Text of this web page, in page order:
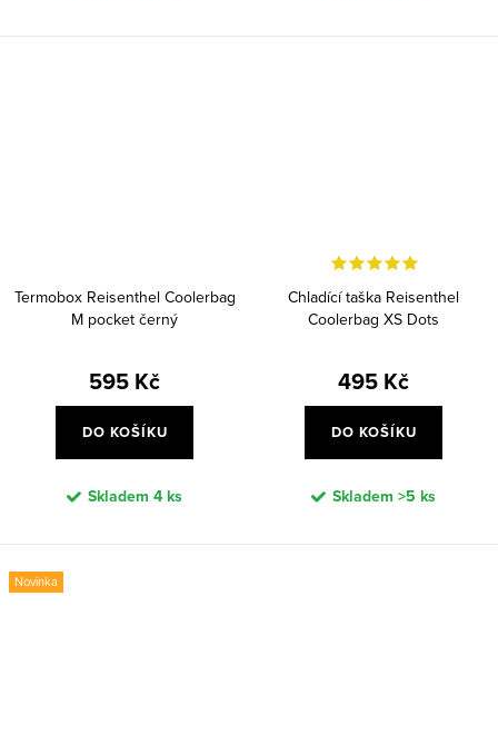
Termobox Reisenthel Coolerbag
M pocket černý
595 Kč
DO KOŠÍKU
Skladem 4 ks
Chladící taška Reisenthel
Coolerbag XS Dots
495 Kč
DO KOŠÍKU
Skladem >5 ks
Novinka